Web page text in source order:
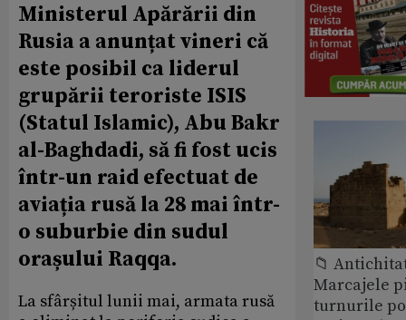
Ministerul Apărării din
Rusia a anunțat vineri că
este posibil ca liderul
grupării teroriste ISIS
(Statul Islamic), Abu Bakr
al-Baghdadi, să fi fost ucis
într-un raid efectuat de
aviația rusă la 28 mai într-
o suburbie din sudul
orașului Raqqa.
La sfârșitul lunii mai, armata rusă
📁
Marcajele
turnurile